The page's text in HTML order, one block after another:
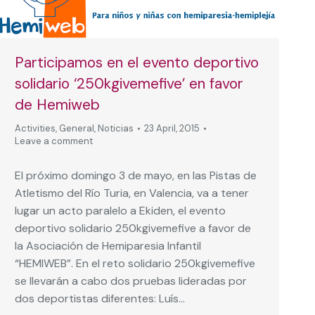
Participamos en el evento deportivo
solidario ‘250kgivemefive’ en favor
de Hemiweb
Activities, General, Noticias
23 April, 2015
Leave a comment
El próximo domingo 3 de mayo, en las Pistas de
Atletismo del Río Turia, en Valencia, va a tener
lugar un acto paralelo a Ekiden, el evento
deportivo solidario 250kgivemefive a favor de
la Asociación de Hemiparesia Infantil
“HEMIWEB”. En el reto solidario 250kgivemefive
se llevarán a cabo dos pruebas lideradas por
dos deportistas diferentes: Luís…